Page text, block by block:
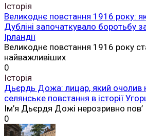
Історія
Великоднє повстання 1916 року:
Дубліні започаткувало боротьбу
Ірландії
Великоднє повстання 1916 року
найважливіших
0
Історія
Дьєрдь Дожа: лицар, який очолив
селянське повстання в історії
Ім’я Дьєрдя Дожі нерозривно пов’
0